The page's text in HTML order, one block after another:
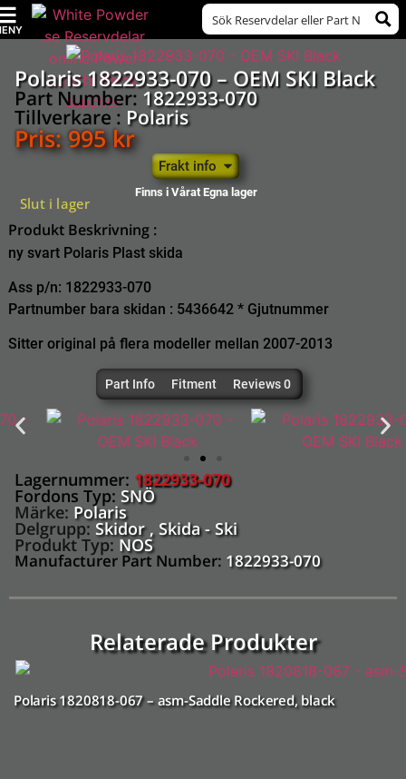
Polaris 1822933-070 – OEM SKI Black
Part Number:1822933-070
Tillverkare : Polaris
Pris:995kr
Frakt info
Finns i Vårat Egna lager
Slut i lager
Produkt Beskrivning :
ny svart Polaris Plast skida
Ass p/n: 1822933-070
Partnumber bara skidan : 5436642 * Gjutnummer
Sitter original på flera modeller mellan 2007-2013
Part Info Fitment Reviews 0
Lagernummer: 1822933-070
Fordons Typ: SNÖ
Märke: Polaris
Delgrupp:Skidor , Skida - Ski
Produkt Typ: NOS
Manufacturer Part Number: 1822933-070
Relaterade Produkter
Polaris 1820818-067 – asm-Saddle Rockered, black